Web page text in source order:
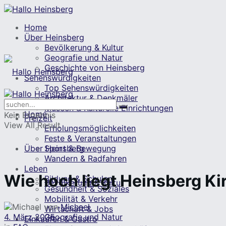
Home
Über Heinsberg
Bevölkerung & Kultur
Geografie und Natur
Geschichte von Heinsberg
Sehenswürdigkeiten
Top Sehenswürdigkeiten
Architektur & Denkmäler
Museen & Kulturelle Einrichtungen
Freizeit
Erholungsmöglichkeiten
Feste & Veranstaltungen
Sport & Bewegung
Wandern & Radfahren
Leben
Bildung & Schulen
Gesundheit & Soziales
Mobilität & Verkehr
Wirtschaft & Jobs
Einkaufen & Gastro
Home
Über Heinsberg
Bevölkerung & Kultur
Geografie und Natur
Kein Ergebnis
View All Result
Wie hoch liegt Heinsberg
von Michael
4. März 2025